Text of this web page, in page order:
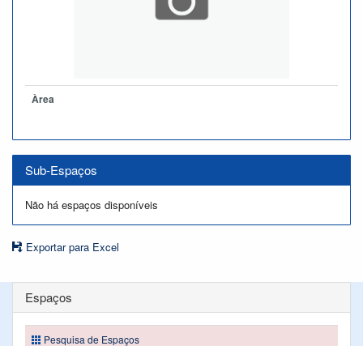
Àrea
Sub-Espaços
Não há espaços disponíveis
Exportar para Excel
Espaços
Pesquisa de Espaços